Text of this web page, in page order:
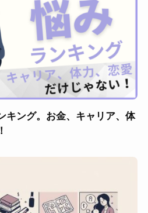
キング。お金、キャリア、体